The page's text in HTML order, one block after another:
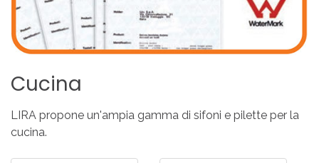
Cucina
LIRA propone un'ampia gamma di sifoni e pilette per la
cucina.